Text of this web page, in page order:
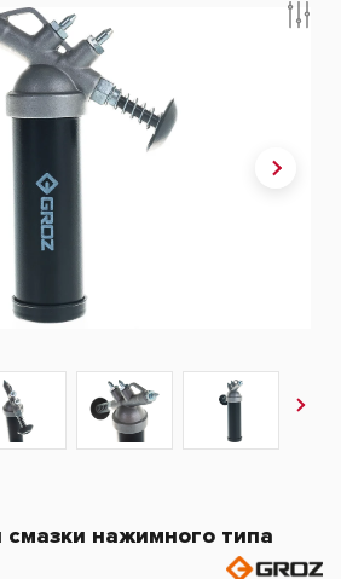
нажимного типа